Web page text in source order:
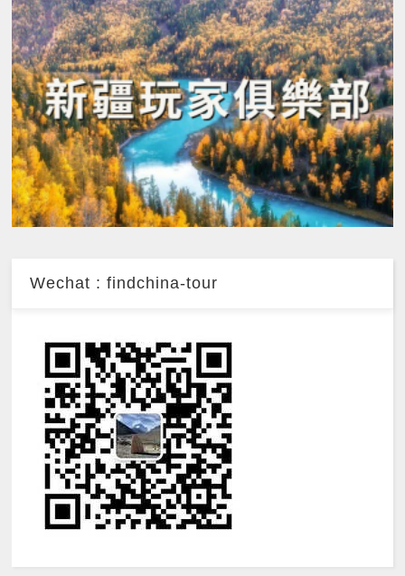
Wechat : findchina-tour